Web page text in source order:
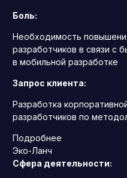
Боль:
Необходимость
разработчиков в связи с
в мобильной разработке
Запрос клиента:
Разработка
разработчиков по
Подробнее
Эко-Ланч
Сфера деятельности: